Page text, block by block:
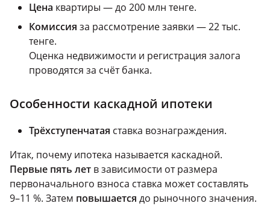
Цена квартиры — до 200 млн тенге.
Комиссия за рассмотрение заявки — 22 тыс.
тенге.
Оценка недвижимости и регистрация залога
проводятся за счёт банка.
Особенности каскадной ипотеки
Трёхступенчатая ставка вознаграждения.
Итак, почему ипотека называется каскадной.
Первые пять лет в зависимости от размера
первоначального взноса ставка может составлять
9–11 %. Затем повышается до рыночного значения.